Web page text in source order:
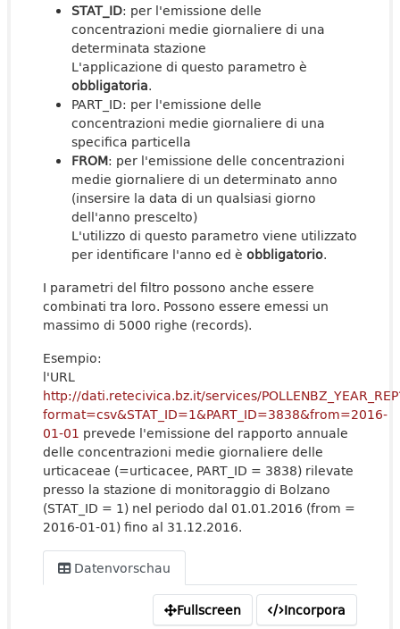
STAT_ID: per l'emissione delle
concentrazioni medie giornaliere di una
determinata stazione
L'applicazione di questo parametro è
obbligatoria.
PART_ID: per l'emissione delle
concentrazioni medie giornaliere di una
specifica particella
FROM: per l'emissione delle concentrazioni
medie giornaliere di un determinato anno
(insersire la data di un qualsiasi giorno
dell'anno prescelto)
L'utilizzo di questo parametro viene utilizzato
per identificare l'anno ed è obbligatorio.
I parametri del filtro possono anche essere
combinati tra loro. Possono essere emessi un
massimo di 5000 righe (records).
Esempio:
l'URL
http://dati.retecivica.bz.it/services/
format=csv&STAT_ID=1&PART_ID=3838&from=2016-
01-01 prevede l'emissione del rapporto annuale
delle concentrazioni medie giornaliere delle
urticaceae (=urticacee, PART_ID = 3838) rilevate
presso la stazione di monitoraggio di Bolzano
(STAT_ID = 1) nel periodo dal 01.01.2016 (from =
2016-01-01) fino al 31.12.2016.
Datenvorschau
Fullscreen Incorpora